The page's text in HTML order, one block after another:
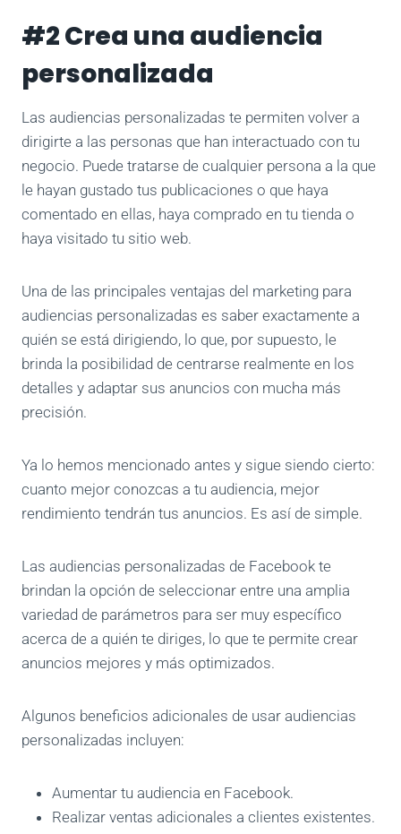
#2 Crea una audiencia
personalizada
Las audiencias personalizadas te permiten volver a
dirigirte a las personas que han interactuado con tu
negocio. Puede tratarse de cualquier persona a la que
le hayan gustado tus publicaciones o que haya
comentado en ellas, haya comprado en tu tienda o
haya visitado tu sitio web.
Una de las principales ventajas del marketing para
audiencias personalizadas es saber exactamente a
quién se está dirigiendo, lo que, por supuesto, le
brinda la posibilidad de centrarse realmente en los
detalles y adaptar sus anuncios con mucha más
precisión.
Ya lo hemos mencionado antes y sigue siendo cierto:
cuanto mejor conozcas a tu audiencia, mejor
rendimiento tendrán tus anuncios. Es así de simple.
Las audiencias personalizadas de Facebook te
brindan la opción de seleccionar entre una amplia
variedad de parámetros para ser muy específico
acerca de a quién te diriges, lo que te permite crear
anuncios mejores y más optimizados.
Algunos beneficios adicionales de usar audiencias
personalizadas incluyen:
Aumentar tu audiencia en Facebook.
Realizar ventas adicionales a clientes existentes.